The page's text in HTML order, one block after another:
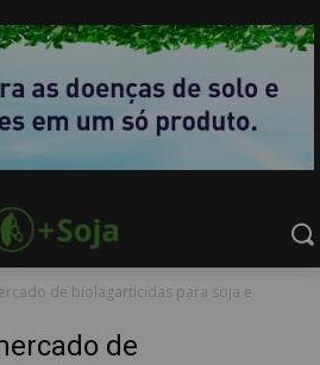
de biolagarticidas para soja e
de